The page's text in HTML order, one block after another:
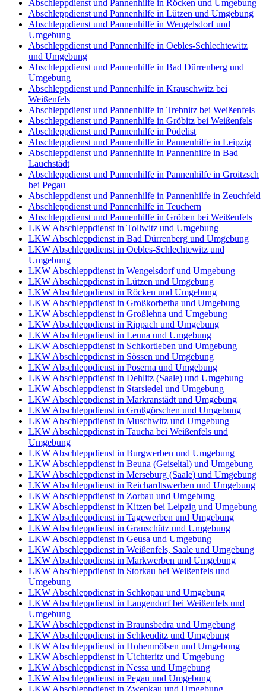
Abschleppdienst und Pannenhilfe in Röcken und Umgebung
Abschleppdienst und Pannenhilfe in Lützen und Umgebung
Abschleppdienst und Pannenhilfe in Wengelsdorf und
Umgebung
Abschleppdienst und Pannenhilfe in Oebles-Schlechtewitz
und Umgebung
Abschleppdienst und Pannenhilfe in Bad Dürrenberg und
Umgebung
Abschleppdienst und Pannenhilfe in Krauschwitz bei
Weißenfels
Abschleppdienst und Pannenhilfe in Trebnitz bei Weißenfels
Abschleppdienst und Pannenhilfe in Gröbitz bei Weißenfels
Abschleppdienst und Pannenhilfe in Pödelist
Abschleppdienst und Pannenhilfe in Pannenhilfe in Leipzig
Abschleppdienst und Pannenhilfe in Pannenhilfe in Bad
Lauchstädt
Abschleppdienst und Pannenhilfe in Pannenhilfe in Groitzsch
bei Pegau
Abschleppdienst und Pannenhilfe in Pannenhilfe in Zeuchfeld
Abschleppdienst und Pannenhilfe in Teuchern
Abschleppdienst und Pannenhilfe in Gröben bei Weißenfels
LKW Abschleppdienst in Tollwitz und Umgebung
LKW Abschleppdienst in Bad Dürrenberg und Umgebung
LKW Abschleppdienst in Oebles-Schlechtewitz und
Umgebung
LKW Abschleppdienst in Wengelsdorf und Umgebung
LKW Abschleppdienst in Lützen und Umgebung
LKW Abschleppdienst in Röcken und Umgebung
LKW Abschleppdienst in Großkorbetha und Umgebung
LKW Abschleppdienst in Großlehna und Umgebung
LKW Abschleppdienst in Rippach und Umgebung
LKW Abschleppdienst in Leuna und Umgebung
LKW Abschleppdienst in Schkortleben und Umgebung
LKW Abschleppdienst in Sössen und Umgebung
LKW Abschleppdienst in Poserna und Umgebung
LKW Abschleppdienst in Dehlitz (Saale) und Umgebung
LKW Abschleppdienst in Starsiedel und Umgebung
LKW Abschleppdienst in Markranstädt und Umgebung
LKW Abschleppdienst in Großgörschen und Umgebung
LKW Abschleppdienst in Muschwitz und Umgebung
LKW Abschleppdienst in Taucha bei Weißenfels und
Umgebung
LKW Abschleppdienst in Burgwerben und Umgebung
LKW Abschleppdienst in Beuna (Geiseltal) und Umgebung
LKW Abschleppdienst in Merseburg (Saale) und Umgebung
LKW Abschleppdienst in Reichardtswerben und Umgebung
LKW Abschleppdienst in Zorbau und Umgebung
LKW Abschleppdienst in Kitzen bei Leipzig und Umgebung
LKW Abschleppdienst in Tagewerben und Umgebung
LKW Abschleppdienst in Granschütz und Umgebung
LKW Abschleppdienst in Geusa und Umgebung
LKW Abschleppdienst in Weißenfels, Saale und Umgebung
LKW Abschleppdienst in Markwerben und Umgebung
LKW Abschleppdienst in Storkau bei Weißenfels und
Umgebung
LKW Abschleppdienst in Schkopau und Umgebung
LKW Abschleppdienst in Langendorf bei Weißenfels und
Umgebung
LKW Abschleppdienst in Braunsbedra und Umgebung
LKW Abschleppdienst in Schkeuditz und Umgebung
LKW Abschleppdienst in Hohenmölsen und Umgebung
LKW Abschleppdienst in Uichteritz und Umgebung
LKW Abschleppdienst in Nessa und Umgebung
LKW Abschleppdienst in Pegau und Umgebung
LKW Abschleppdienst in Zwenkau und Umgebung